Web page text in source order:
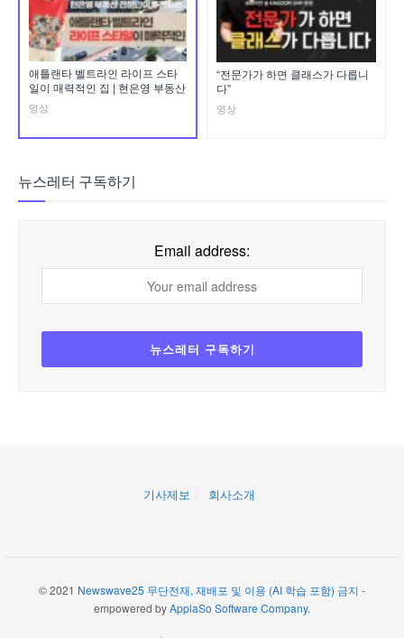
애틀랜타 벨트라인 라이프 스타
일이 매력적인 집 | 현은영 부동산
영상
“전문가가 하면 클래스가 다릅니
다”
영상
뉴스레터 구독하기
Email address:
기사제보 회사소개
© 2021 Newswave25 무단전재, 재배포 및 이용 (AI 학습 포함) 금지 -
empowered byApplaSo Software Company.